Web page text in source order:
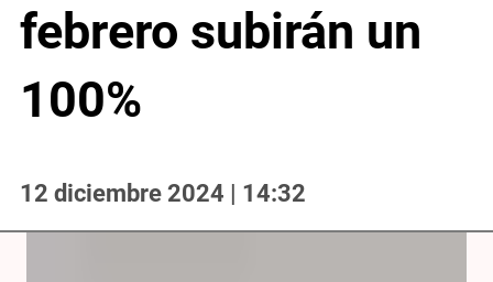
febrero subirán un
100%
12 diciembre 2024 | 14:32